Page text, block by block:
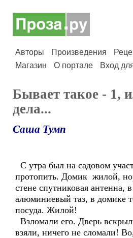
Авторы Произведения
Магазин
О портале Вход
Бывает такое - 1,
дела...
Саша Тумп
С утра был на садовом
протопить. Домик жилой,
стене спутниковая антенна,
алюминиевый таз, в домике
посуда. Жилой!
Взломали его. Дверь
взяли, ничего не сломали!